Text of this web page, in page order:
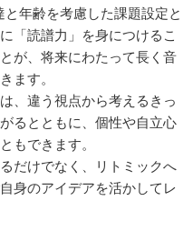
年齢を考慮した課題設定と
「読譜力」を身につけるこ
が、将来にわたって長く音
ます。
、違う視点から考えるきっ
るとともに、個性や自立心
もできます。
だけでなく、リトミックへ
身のアイデアを活かしてレ